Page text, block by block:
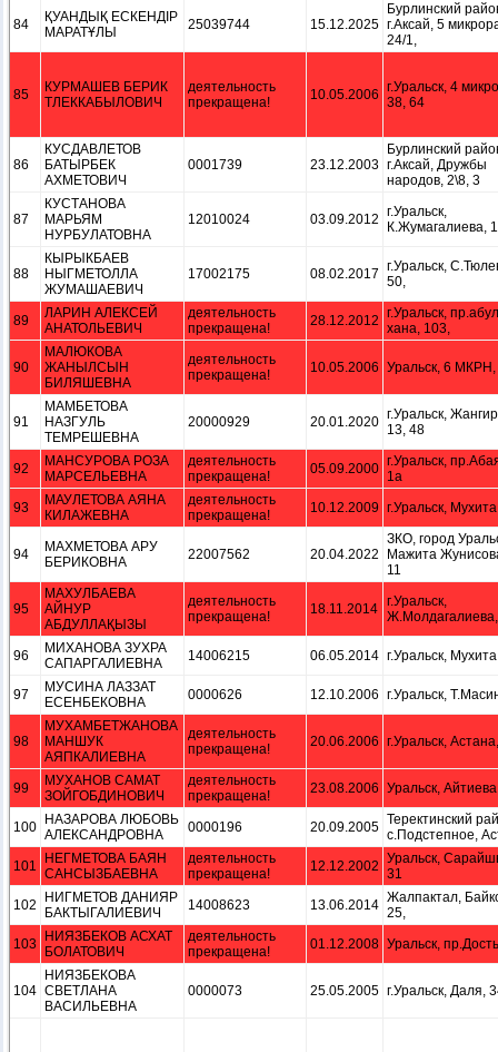
84
ҚУАНДЫҚ ЕСКЕНДІР
МАРАТҰЛЫ
25039744 15.12.2025
Бурлинский
г.Аксай, 5
24/1,
85
КУРМАШЕВ БЕРИК
ТЛЕККАБЫЛОВИЧ
деятельность
прекращена!
10.05.2006 г.Уральск, 4
38, 64
86
КУСДАВЛЕТОВ
БАТЫРБЕК
АХМЕТОВИЧ
0001739 23.12.2003
Бурлинский
г.Аксай, Дружбы
народов, 2\8, 3
87
КУСТАНОВА
МАРЬЯМ
НУРБУЛАТОВНА
12010024 03.09.2012 г.Уральск,
К.Жумагалиева,
88
КЫРЫКБАЕВ
НЫГМЕТОЛЛА
ЖУМАШАЕВИЧ
17002175 08.02.2017 г.Уральск,
50,
89
ЛАРИН АЛЕКСЕЙ
АНАТОЛЬЕВИЧ
деятельность
прекращена!
28.12.2012 г.Уральск,
хана, 103,
90
МАЛЮКОВА
ЖАНЫЛСЫН
БИЛЯШЕВНА
деятельность
прекращена!
10.05.2006 Уральск, 6 МКРН,
91
МАМБЕТОВА
НАЗГУЛЬ
ТЕМРЕШЕВНА
20000929 20.01.2020 г.Уральск,
13, 48
92
МАНСУРОВА РОЗА
МАРСЕЛЬЕВНА
деятельность
прекращена!
05.09.2000 г.Уральск,
1а
93
МАУЛЕТОВА АЯНА
КИЛАЖЕВНА
деятельность
прекращена!
10.12.2009 г.Уральск,
94
МАХМЕТОВА АРУ
БЕРИКОВНА
22007562 20.04.2022
ЗКО, город
Мажита
11
95
МАХУЛБАЕВА
АЙНУР
АБДУЛЛАҚЫЗЫ
деятельность
прекращена!
18.11.2014 г.Уральск,
96
МИХАНОВА ЗУХРА
САПАРГАЛИЕВНА
14006215 06.05.2014 г.Уральск,
97
МУСИНА ЛАЗЗАТ
ЕСЕНБЕКОВНА
0000626 12.10.2006 г.Уральск,
98
МУХАМБЕТЖАНОВА
МАНШУК
АЯПКАЛИЕВНА
деятельность
прекращена!
20.06.2006 г.Уральск,
99
МУХАНОВ САМАТ
ЗОЙГОБДИНОВИЧ
деятельность
прекращена!
23.08.2006 Уральск,
100
НАЗАРОВА ЛЮБОВЬ
АЛЕКСАНДРОВНА
0000196 20.09.2005 Теректинский
с.Подстепное,
101
НЕГМЕТОВА БАЯН
САНСЫЗБАЕВНА
деятельность
прекращена!
12.12.2002 Уральск,
31
102
НИГМЕТОВ ДАНИЯР
БАКТЫГАЛИЕВИЧ
14008623 13.06.2014 Жалпактал,
25,
103
НИЯЗБЕКОВ АСХАТ
БОЛАТОВИЧ
деятельность
прекращена!
01.12.2008 Уральск,
104
НИЯЗБЕКОВА
СВЕТЛАНА
ВАСИЛЬЕВНА
0000073 25.05.2005 г.Уральск, Даля,